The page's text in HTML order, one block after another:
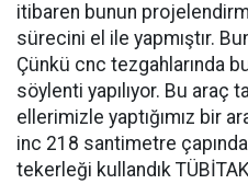
itibaren bunun
sürecini el ile yapmıştır.
Çünkü cnc tezgahlarında
söylenti yapılıyor. Bu araç
ellerimizle yaptığımız bir
inc 218 santimetre
tekerleği kullandık